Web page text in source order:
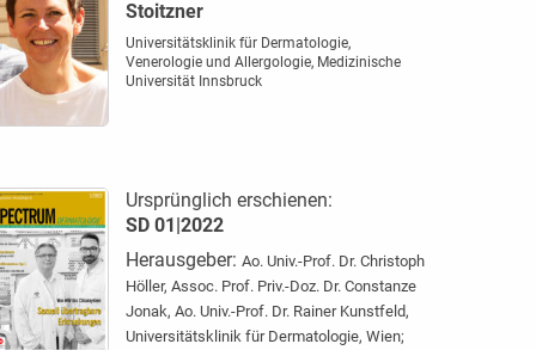
Stoitzner
Universitätsklinik für Dermatologie,
Venerologie und Allergologie, Medizinische
Universität Innsbruck
Ursprünglich erschienen:
SD 01|2022
Herausgeber: Ao. Univ.-Prof. Dr. Christoph
Höller, Assoc. Prof. Priv.-Doz. Dr. Constanze
Jonak, Ao. Univ.-Prof. Dr. Rainer Kunstfeld,
Universitätsklinik für Dermatologie, Wien;